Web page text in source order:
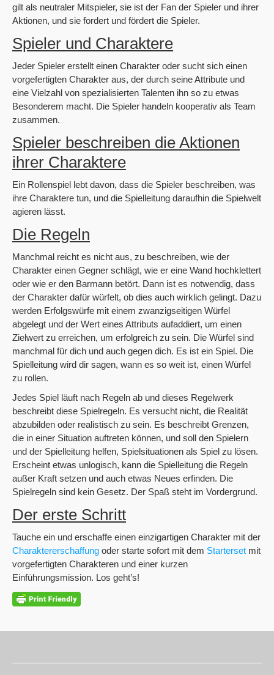
gilt als neutraler Mitspieler, sie ist der Fan der Spieler und ihrer
Aktionen, und sie fordert und fördert die Spieler.
Spieler und Charaktere
Jeder Spieler erstellt einen Charakter oder sucht sich einen
vorgefertigten Charakter aus, der durch seine Attribute und
eine Vielzahl von spezialisierten Talenten ihn so zu etwas
Besonderem macht. Die Spieler handeln kooperativ als Team
zusammen.
Spieler beschreiben die Aktionen
ihrer Charaktere
Ein Rollenspiel lebt davon, dass die Spieler beschreiben, was
ihre Charaktere tun, und die Spielleitung daraufhin die Spielwelt
agieren lässt.
Die Regeln
Manchmal reicht es nicht aus, zu beschreiben, wie der
Charakter einen Gegner schlägt, wie er eine Wand hochklettert
oder wie er den Barmann betört. Dann ist es notwendig, dass
der Charakter dafür würfelt, ob dies auch wirklich gelingt. Dazu
werden Erfolgswürfe mit einem zwanzigseitigen Würfel
abgelegt und der Wert eines Attributs aufaddiert, um einen
Zielwert zu erreichen, um erfolgreich zu sein. Die Würfel sind
manchmal für dich und auch gegen dich. Es ist ein Spiel. Die
Spielleitung wird dir sagen, wann es so weit ist, einen Würfel
zu rollen.
Jedes Spiel läuft nach Regeln ab und dieses Regelwerk
beschreibt diese Spielregeln. Es versucht nicht, die Realität
abzubilden oder realistisch zu sein. Es beschreibt Grenzen,
die in einer Situation auftreten können, und soll den Spielern
und der Spielleitung helfen, Spielsituationen als Spiel zu lösen.
Erscheint etwas unlogisch, kann die Spielleitung die Regeln
außer Kraft setzen und auch etwas Neues erfinden. Die
Spielregeln sind kein Gesetz. Der Spaß steht im Vordergrund.
Der erste Schritt
Tauche ein und erschaffe einen einzigartigen Charakter mit der
Charaktererschaffung oder starte sofort mit dem Starterset mit
vorgefertigten Charakteren und einer kurzen
Einführungsmission. Los geht’s!